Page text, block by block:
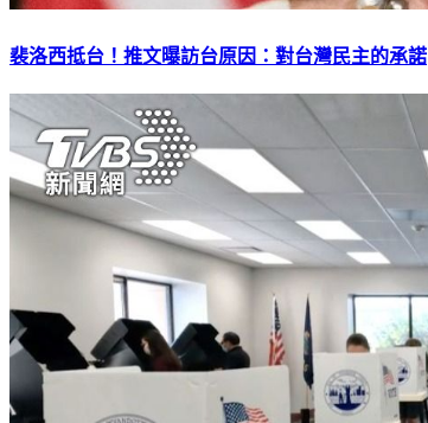
裴洛西抵台！推文曝訪台原因：對台灣民主的承諾